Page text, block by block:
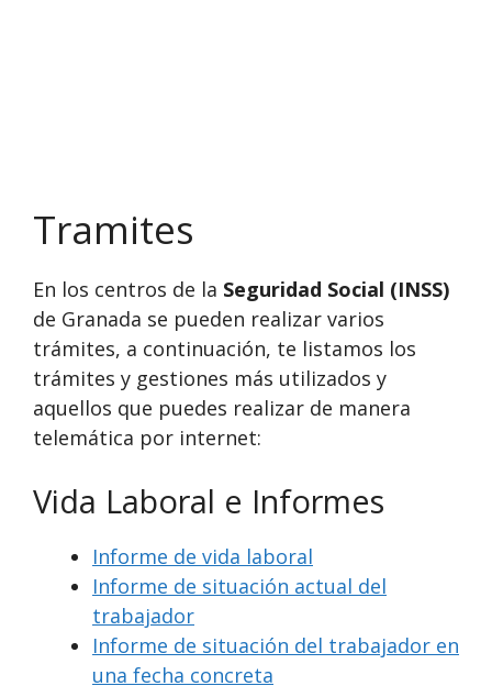
Tramites
En los centros de la Seguridad Social (INSS)
de Granada se pueden realizar varios
trámites, a continuación, te listamos los
trámites y gestiones más utilizados y
aquellos que puedes realizar de manera
telemática por internet:
Vida Laboral e Informes
Informe de vida laboral
Informe de situación actual del
trabajador
Informe de situación del trabajador en
una fecha concreta